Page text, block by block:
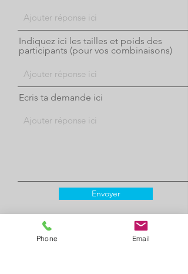
Indiquez ici les tailles et poids des
participants (pour vos combinaisons)
Ecris ta demande ici
Envoyer
Phone Email